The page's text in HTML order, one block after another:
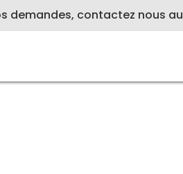
demandes, contactez nous au